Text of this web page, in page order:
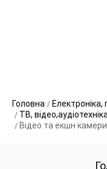
Головна
Електроніка,
ТВ, відео,аудіотехніка
Відео та екшн